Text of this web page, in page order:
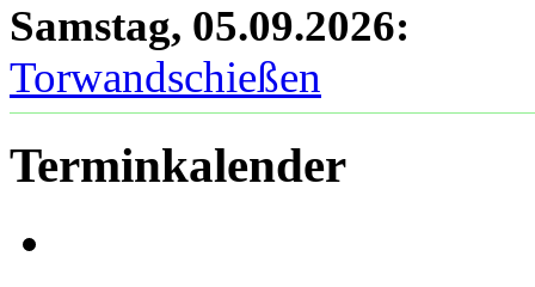
Samstag, 05.09.2026:
Torwandschießen
Terminkalender